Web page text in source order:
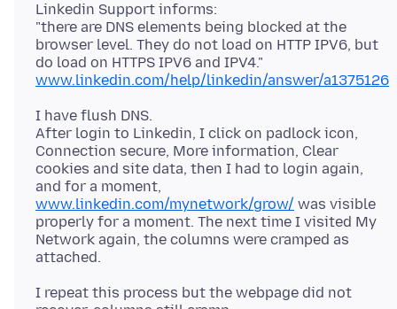
Linkedin Support informs:
"there are DNS elements being blocked at the
browser level. They do not load on HTTP IPV6, but
do load on HTTPS IPV6 and IPV4."
www.linkedin.com/help/linkedin/answer/a1375126
I have flush DNS.
After login to Linkedin, I click on padlock icon,
Connection secure, More information, Clear
cookies and site data, then I had to login again,
and for a moment,
www.linkedin.com/mynetwork/grow/ was visible
properly for a moment. The next time I visited My
Network again, the columns were cramped as
I repeat this process but the webpage did not